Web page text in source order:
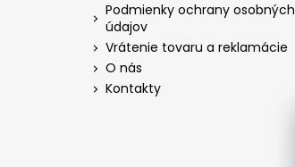
Podmienky ochrany osobných
údajov
Vrátenie tovaru a reklamácie
O nás
Kontakty